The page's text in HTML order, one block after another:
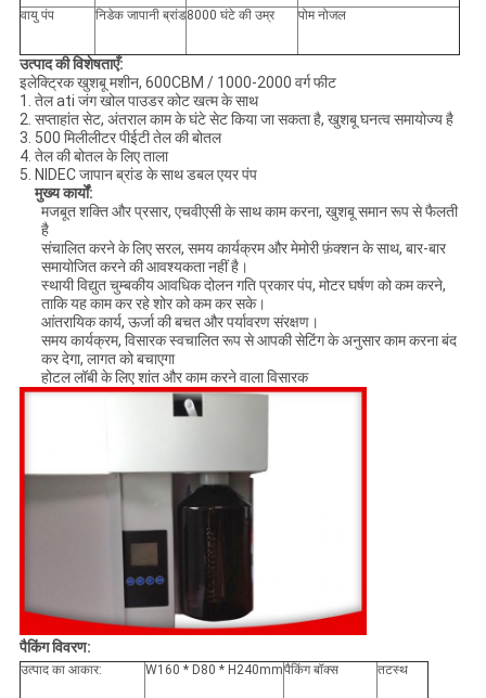
वायु पंप निडेक जापानी ब्रांड8000 घंटे की उम्र पोम नोजल
उत्पाद की विशेषताएँ:
इलेक्ट्रिक खुशबू मशीन, 600CBM / 1000-2000 वर्ग फीट
1. तेल ati जंग खोल पाउडर कोट खत्म के साथ
2. सप्ताहांत सेट, अंतराल काम के घंटे सेट किया जा सकता है, खुशबू घनत्व समायोज्य है
3. 500 मिलीलीटर पीईटी तेल की बोतल
4. तेल की बोतल के लिए ताला
5. NIDEC जापान ब्रांड के साथ डबल एयर पंप
मुख्य कार्यों:
मजबूत शक्ति और प्रसार, एचवीएसी के साथ काम करना, खुशबू समान रूप से फैलती
है
संचालित करने के लिए सरल, समय कार्यक्रम और मेमोरी फ़ंक्शन के साथ, बार-बार
समायोजित करने की आवश्यकता नहीं है।
स्थायी विद्युत चुम्बकीय आवधिक दोलन गति प्रकार पंप, मोटर घर्षण को कम करने,
ताकि यह काम कर रहे शोर को कम कर सके।
आंतरायिक कार्य, ऊर्जा की बचत और पर्यावरण संरक्षण।
समय कार्यक्रम, विसारक स्वचालित रूप से आपकी सेटिंग के अनुसार काम करना बंद
कर देगा, लागत को बचाएगा
होटल लॉबी के लिए शांत और काम करने वाला विसारक
पैकिंग विवरण:
उत्पाद का आकार: W160 * D80 * H240mmपैकिंग बॉक्स तटस्थ